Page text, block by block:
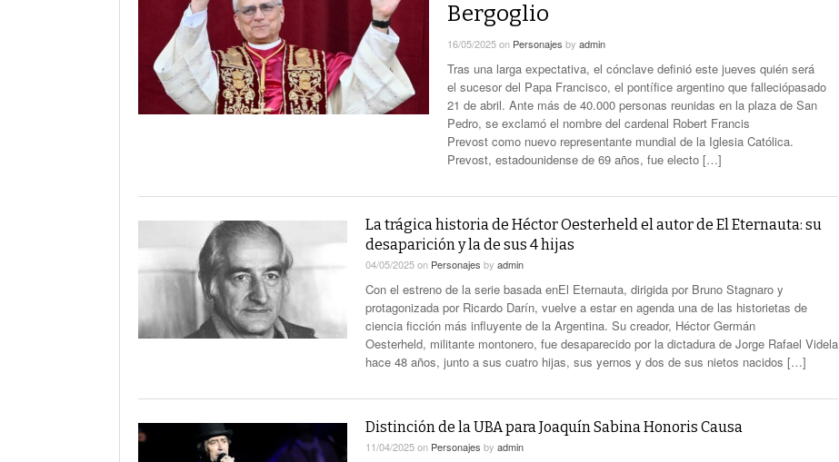
De Selección De Jueces Por Fuera De La
Política
Nueva York
Expectativa Por La Cumbre Entre Milei Y
Trump
Bomba Electoral: El Gobierno Saca
Retenciones A Los Granos
Van A Investigar La Ruta Del Fentanilo Mortal Cristina No Quiso Devolver Ni Un Sólo Peso
El Gobierno Lanza Un Servicio Militar
Anuncian Obras Para Las Escuelas Del Delta
10 months ago
Kicillof Lanzo El MDF Con Una Demostración
De Fuerza Que Lo Ubica En La Primera Línea
De La Oposición A Milei- 1 year ago
Axel Kicillof Despidió A Pepe Mujica Y Pidió
Perdón Por “los Agravios” Libertarios - 1 year
View All
Bergoglio
16/05/2025on Personajes by admin
Tras una larga expectativa, el cónclave definió este jueves quién será
el sucesor del Papa Francisco, el pontífice argentino que falleciópasado
21 de abril. Ante más de 40.000 personas reunidas en la plaza de San
Pedro, se exclamó el nombre del cardenal Robert Francis
Prevost como nuevo representante mundial de la Iglesia Católica.
Prevost, estadounidense de 69 años, fue electo […]
La trágica historia de Héctor Oesterheld el autor de El Eternauta: su
desaparición y la de sus 4 hijas
04/05/2025on Personajes by admin
Con el estreno de la serie basada enEl Eternauta, dirigida por Bruno Stagnaro y
protagonizada por Ricardo Darín, vuelve a estar en agenda una de las historietas de
ciencia ficción más influyente de la Argentina. Su creador, Héctor Germán
Oesterheld, militante montonero, fue desaparecido por la dictadura de Jorge Rafael Videla
hace 48 años, junto a sus cuatro hijas, sus yernos y dos de sus nietos nacidos […]
Distinción de la UBA para Joaquín Sabina Honoris Causa
11/04/2025on Personajes by admin